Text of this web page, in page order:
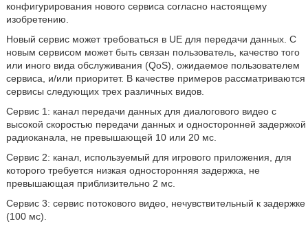
конфигурирования нового сервиса согласно настоящему
изобретению.
Новый сервис может требоваться в UE для передачи данных. С
новым сервисом может быть связан пользователь, качество того
или иного вида обслуживания (QoS), ожидаемое пользователем
сервиса, и/или приоритет. В качестве примеров рассматриваются
сервисы следующих трех различных видов.
Сервис 1: канал передачи данных для диалогового видео с
высокой скоростью передачи данных и односторонней задержкой
радиоканала, не превышающей 10 или 20 мс.
Сервис 2: канал, используемый для игрового приложения, для
которого требуется низкая односторонняя задержка, не
превышающая приблизительно 2 мс.
Сервис 3: сервис потокового видео, нечувствительный к задержке
(100 мс).